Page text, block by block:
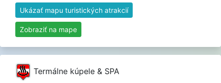
Ukázať mapu turistických atrakcií
Zobraziť na mape
Termálne kúpele & SPA